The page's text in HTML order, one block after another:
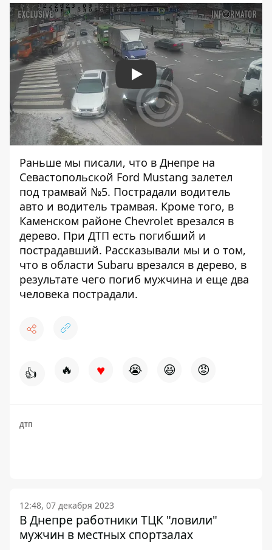
Play
Раньше мы писали, что в Днепре на
Севастопольской Ford Mustang залетел
под трамвай №5. Пострадали водитель
авто и водитель трамвая. Кроме того, в
Каменском районе Chevrolet врезался в
дерево. При ДТП есть погибший и
пострадавший. Рассказывали мы и о том,
что в области Subaru врезался в дерево, в
результате чего погиб мужчина и еще два
человека пострадали.
👍 🔥 ♥ 😭 😆 😡
ДТП
12:48, 07 декабря 2023
В Днепре работники ТЦК "ловили"
мужчин в местных спортзалах